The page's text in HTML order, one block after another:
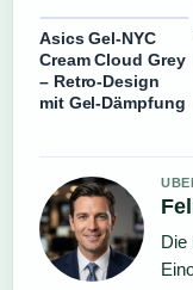
Asics Gel-NYC
Cream Cloud Grey
– Retro-Design
mit Gel-Dämpfung
Die